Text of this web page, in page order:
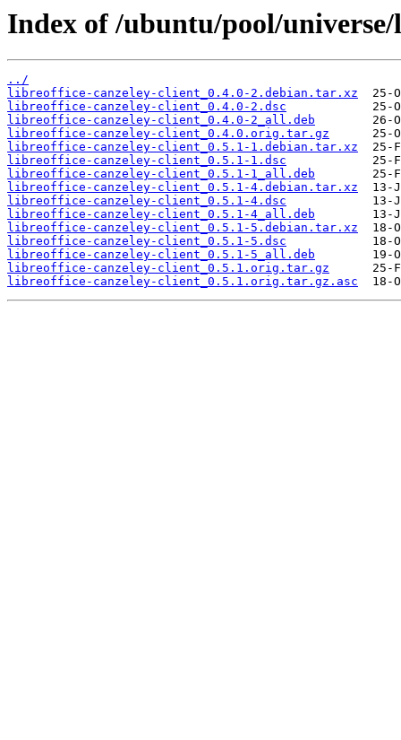
Index of /ubuntu/pool/
../
libreoffice-canzeley-client_0.4.0-2.debian.tar.xz
libreoffice-canzeley-client_0.4.0-2.dsc
libreoffice-canzeley-client_0.4.0-2_all.deb
libreoffice-canzeley-client_0.4.0.orig.tar.gz
libreoffice-canzeley-client_0.5.1-1.debian.tar.xz
libreoffice-canzeley-client_0.5.1-1.dsc
libreoffice-canzeley-client_0.5.1-1_all.deb
libreoffice-canzeley-client_0.5.1-4.debian.tar.xz
libreoffice-canzeley-client_0.5.1-4.dsc
libreoffice-canzeley-client_0.5.1-4_all.deb
libreoffice-canzeley-client_0.5.1-5.debian.tar.xz
libreoffice-canzeley-client_0.5.1-5.dsc
libreoffice-canzeley-client_0.5.1-5_all.deb
libreoffice-canzeley-client_0.5.1.orig.tar.gz
libreoffice-canzeley-client_0.5.1.orig.tar.gz.asc